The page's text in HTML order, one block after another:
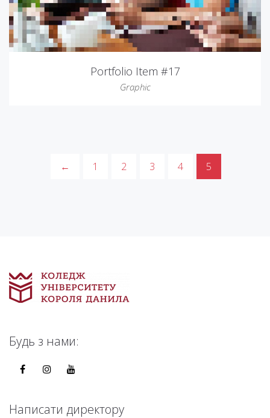
Portfolio Item #17
Graphic
← 1 2 3 4 5
Будь з нами:
Написати директору